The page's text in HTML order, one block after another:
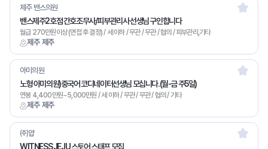
제주 제주
제주 밴스의원
밴스제주2호점 간호조무사/피부관리사 선생님 구인합니다
월급 270만원이상 (면접 후 결정) / 세 이하 / 무관 / 무관 / 협의 / 피부관리,기타
제주 제주
아미의원
노형 아미의원)중국어 코디네이터선생님 모십니다.(월-금 주5일)
연봉 4,400만원~5,000만원 / 세 이하 / 무관 / 무관 / 협의 / 기타
㈜얍
WITNESS JEJU 스토어 스태프 모집